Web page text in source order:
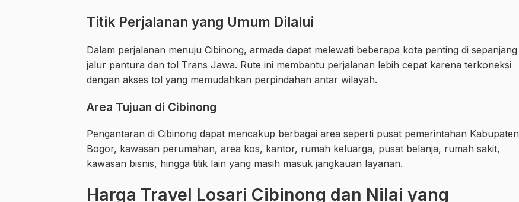
Titik Perjalanan yang Umum Dilalui
Dalam perjalanan menuju Cibinong, armada dapat melewati beberapa kota penting di sepanjang
jalur pantura dan tol Trans Jawa. Rute ini membantu perjalanan lebih cepat karena terkoneksi
dengan akses tol yang memudahkan perpindahan antar wilayah.
Area Tujuan di Cibinong
Pengantaran di Cibinong dapat mencakup berbagai area seperti pusat pemerintahan Kabupaten
Bogor, kawasan perumahan, area kos, kantor, rumah keluarga, pusat belanja, rumah sakit,
kawasan bisnis, hingga titik lain yang masih masuk jangkauan layanan.
Harga Travel Losari Cibinong dan Nilai yang